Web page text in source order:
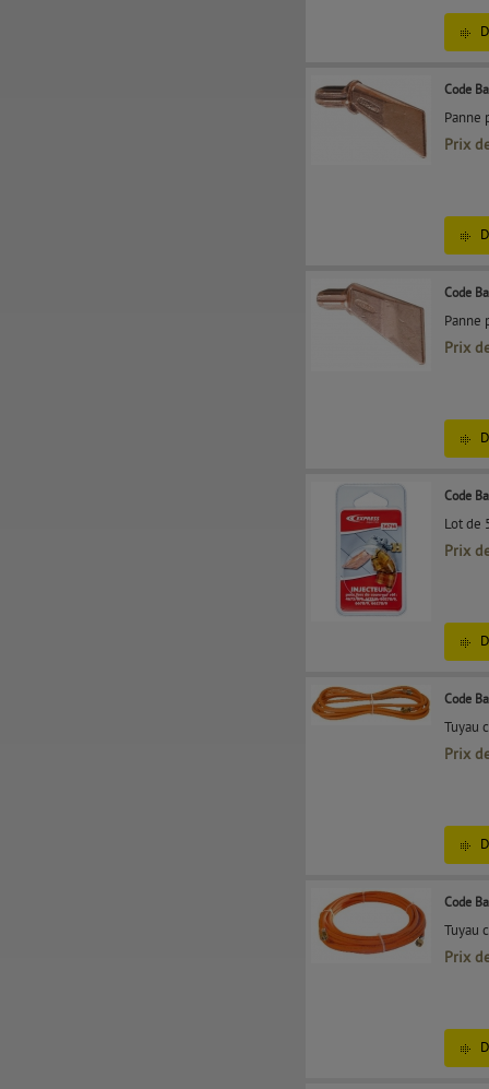
Code
Panne
Prix
Code
Panne
Prix
Code
Lot de
Prix
Code
Tuyau
Prix
Code
Tuyau
Prix